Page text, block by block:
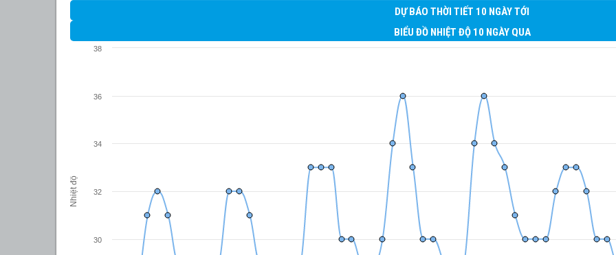
DỰ BÁO THỜI TIẾT 10 NGÀY TỚI
BIỂU ĐỒ NHIỆT ĐỘ 10 NGÀY QUA
Nhiệt độ
30
32
34
36
38